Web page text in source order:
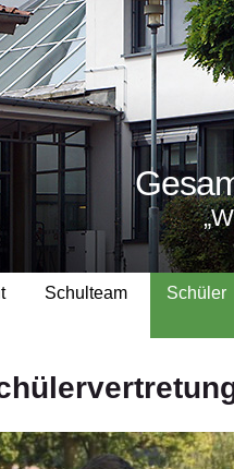
Schulteam Schüler